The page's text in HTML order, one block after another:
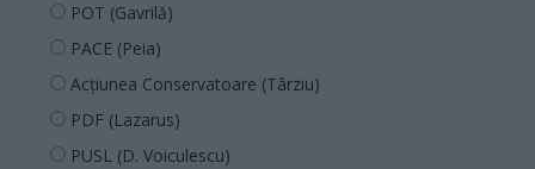
POT (Gavrilă)
PACE (Peia)
Acțiunea Conservatoare (Târziu)
PDF (Lazarus)
PUSL (D. Voiculescu)